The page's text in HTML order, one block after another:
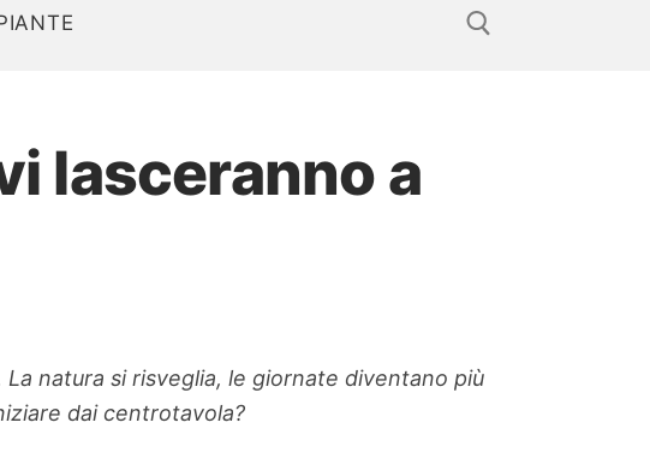
lasceranno a
La natura si risveglia, le giornate diventano più
dai centrotavola?